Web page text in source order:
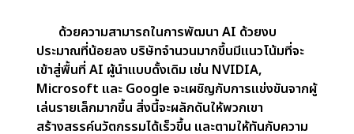
การกำหนดอนาคตของการ
พัฒนาและนวัตกรรม AI